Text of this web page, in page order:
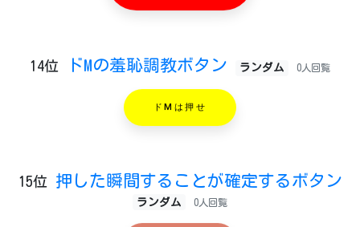
14位 ドMの羞恥調教ボタン ランダム 0人回覧
ドMは押せ
15位 押した瞬間することが確定するボタン
ランダム 0人回覧